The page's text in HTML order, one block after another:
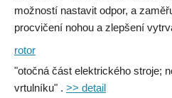
možností nastavit odpor, a
procvičení nohou a zlepšení
rotor
"otočná část elektrického stroje;
vrtulníku" . >> detail